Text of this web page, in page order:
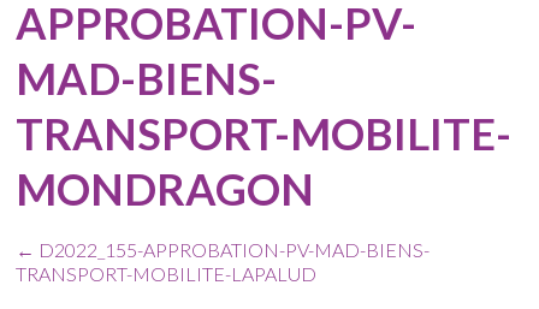
APPROBATION-PV-
MAD-BIENS-
TRANSPORT-MOBILITE-
MONDRAGON
← D2022_155-APPROBATION-PV-MAD-BIENS-
TRANSPORT-MOBILITE-LAPALUD